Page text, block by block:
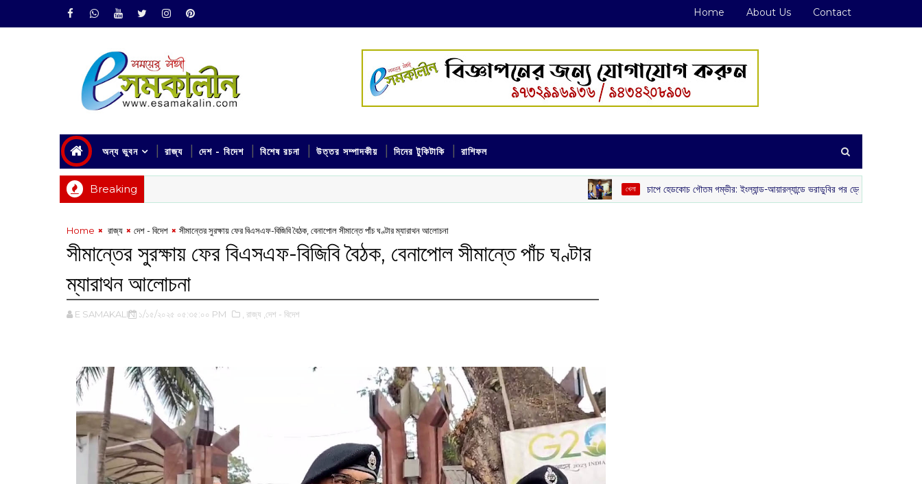
Home About Us Contact
অন্য ভুবন রাজ্য দেশ - বিদেশ বিশেষ রচনা উত্তর সম্পাদকীয় দিনের টুকিটাকি রাশিফল
Breaking চাপে হেডকোচ গৌতম গম্ভীর: ইংল্যান্ড-আয়ারল্যান্ডে ভরাডুবির পর ড্রেসিংরুমে ক্ষোভ ও অনিশ্চয়তায় ভারতীয়
Home ‌ রাজ্য দেশ - বিদেশ সীমান্তের সুরক্ষায় ফের বিএসএফ-বিজিবি বৈঠক, বেনাপোল সীমান্তে পাঁচ ঘণ্টার ম্যারাথন আলোচনা
সীমান্তের সুরক্ষায় ফের বিএসএফ-বিজিবি বৈঠক, বেনাপোল সীমান্তে পাঁচ ঘণ্টার
ম্যারাথন আলোচনা
E SAMAKALIN ১/১৫/২০২৫ ০৫:৩৫:০০ PM ,‌ রাজ্য ,দেশ - বিদেশ